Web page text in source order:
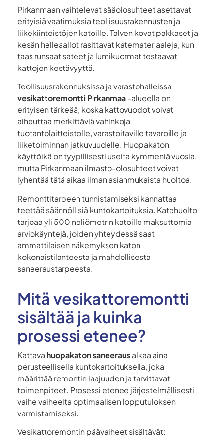
Pirkanmaan vaihtelevat sääolosuhteet asettavat
erityisiä vaatimuksia teollisuusrakennusten ja
liikekiinteistöjen katoille. Talven kovat pakkaset ja
kesän helleaallot rasittavat katemateriaaleja, kun
taas runsaat sateet ja lumikuormat testaavat
kattojen kestävyyttä.
Teollisuusrakennuksissa ja varastohalleissa
vesikattoremontti Pirkanmaa-alueella on
erityisen tärkeää, koska kattovuodot voivat
aiheuttaa merkittäviä vahinkoja
tuotantolaitteistolle, varastoitaville tavaroille ja
liiketoiminnan jatkuvuudelle. Huopakaton
käyttöikä on tyypillisesti useita kymmeniä vuosia,
mutta Pirkanmaan ilmasto-olosuhteet voivat
lyhentää tätä aikaa ilman asianmukaista huoltoa.
Remonttitarpeen tunnistamiseksi kannattaa
teettää säännöllisiä kuntokartoituksia. Katehuolto
tarjoaa yli 500 neliömetrin katoille maksuttomia
arviokäyntejä, joiden yhteydessä saat
ammattilaisen näkemyksen katon
kokonaistilanteesta ja mahdollisesta
saneeraustarpeesta.
Mitä vesikattoremontti
sisältää ja kuinka
prosessi etenee?
Kattava huopakaton saneerausalkaa aina
perusteellisella kuntokartoituksella, joka
määrittää remontin laajuuden ja tarvittavat
toimenpiteet. Prosessi etenee järjestelmällisesti
vaihe vaiheelta optimaalisen lopputuloksen
varmistamiseksi.
Vesikattoremontin päävaiheet sisältävät: